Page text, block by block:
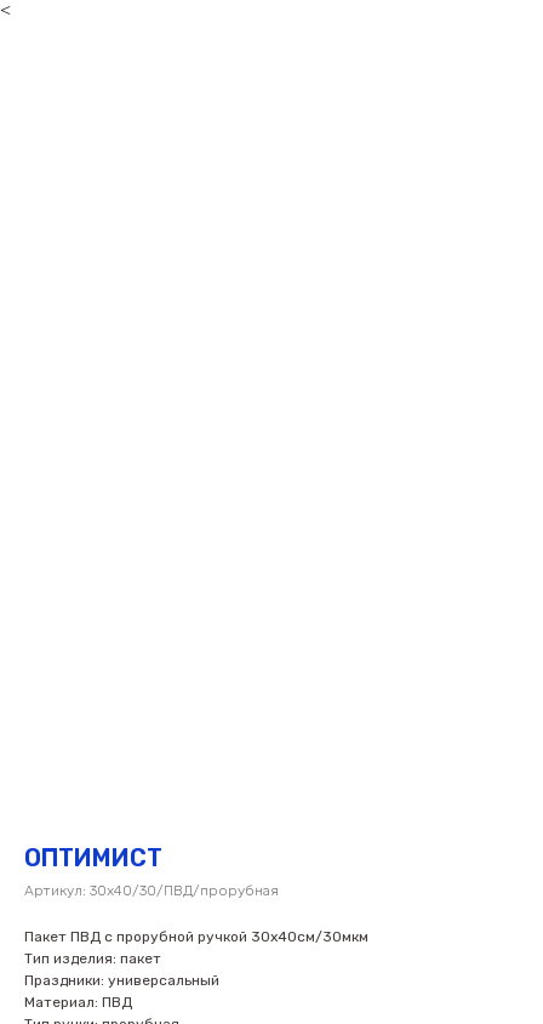
<
ОПТИМИСТ
Артикул: 30х40/30/ПВД/прорубная
Пакет ПВД с прорубной ручкой 30х40см/30мкм
Тип изделия: пакет
Праздники: универсальный
Материал: ПВД